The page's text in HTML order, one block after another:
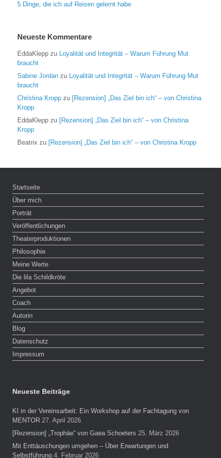
5 Dinge, die ich auf Reisen gelernt habe
Neueste Kommentare
EddaKlepp zu Loyalität und Integrität – Warum Führung Mut
braucht
Sabine Jordan zu Loyalität und Integrität – Warum Führung Mut
braucht
Christina Kropp zu [Rezension] „Das Ziel bin ich“ – von Christina
Kropp
EddaKlepp zu [Rezension] „Das Ziel bin ich“ – von Christina
Kropp
Beatrix zu [Rezension] „Das Ziel bin ich“ – von Christina Kropp
Startseite
Über mich
Porträt
Veröffentlichungen
Theaterproduktionen
Philosophie
Meine Werte
Die lila Schildkröte
Angebot
Coach
Autorin
Blog
Datenschutz
Impressum
Neueste Beiträge
KI in der Vereinsarbeit: Ein Workshop auf der Fachtagung von
MENTOR 27. April 2026
[Rezension] „Trophäe“ von Gaea Schoeters 25. März 2026
Mit Enttäuschungen umgehen – Über Erwartungen und
Selbstführung 4. Februar 2026